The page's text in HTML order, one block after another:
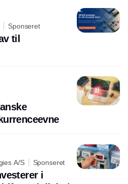
Sponseret
til
A/S Sponseret
i